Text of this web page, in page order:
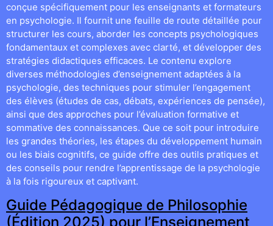
conçue spécifiquement pour les enseignants et formateurs
en psychologie. Il fournit une feuille de route détaillée pour
structurer les cours, aborder les concepts psychologiques
fondamentaux et complexes avec clarté, et développer des
stratégies didactiques efficaces. Le contenu explore
diverses méthodologies d’enseignement adaptées à la
psychologie, des techniques pour stimuler l’engagement
des élèves (études de cas, débats, expériences de pensée),
ainsi que des approches pour l’évaluation formative et
sommative des connaissances. Que ce soit pour introduire
les grandes théories, les étapes du développement humain
ou les biais cognitifs, ce guide offre des outils pratiques et
des conseils pour rendre l’apprentissage de la psychologie
à la fois rigoureux et captivant.
Guide Pédagogique de Philosophie
(Édition 2025) pour l’Enseignement